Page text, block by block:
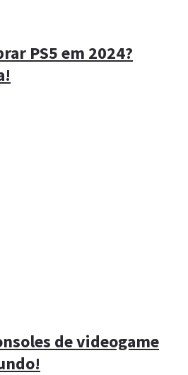
PS5 em 2024?
de videogame